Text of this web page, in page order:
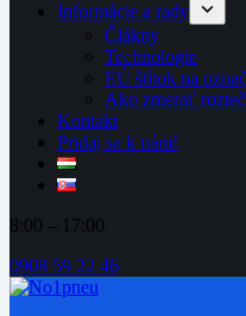
Informácie a rady
Člákny
Technologie
EÚ štítok na
Ako zmerať
Kontakt
Pridaj sa k nám!
8:00 – 17:00
0908 59 22 46